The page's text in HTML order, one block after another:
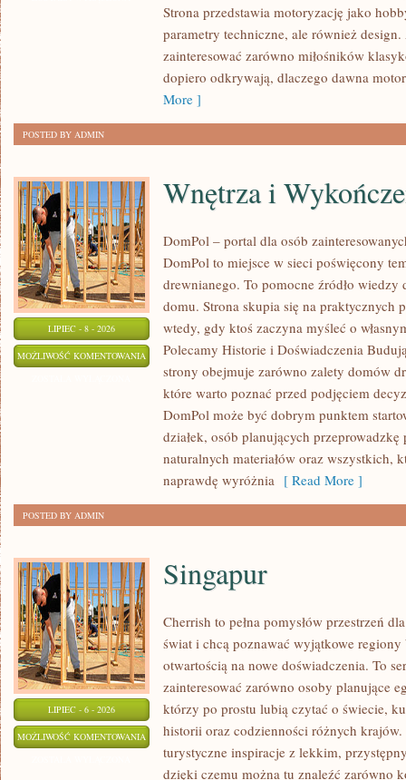
SPOTKANIA
KLASYKÓW
Strona przedstawia motoryzację jako
parametry techniczne, ale również
zainteresować zarówno miłośników
dopiero odkrywają, dlaczego dawna
More ]
POSTED BY ADMIN
LIPIEC - 8 - 2026
MOŻLIWOŚĆ KOMENTOWANIA WNĘTRZA
WYKOŃCZENIA
Wnętrza i
DomPol – portal dla osób
DomPol to miejsce w sieci poświęcony
drewnianego. To pomocne źródło
domu. Strona skupia się na praktycznych
wtedy, gdy ktoś zaczyna myśleć o
Polecamy Historie i Doświadczenia
strony obejmuje zarówno zalety domów
które warto poznać przed podjęciem
DomPol może być dobrym punktem
działek, osób planujących
naturalnych materiałów oraz wszystkich,
naprawdę wyróżnia [ Read More ]
POSTED BY ADMIN
LIPIEC - 6 - 2026
MOŻLIWOŚĆ KOMENTOWANIA SINGAPUR
Singapur
Cherrish to pełna pomysłów przestrzeń
świat i chcą poznawać wyjątkowe
otwartością na nowe doświadczenia. To
zainteresować zarówno osoby planujące
którzy po prostu lubią czytać o świecie,
historii oraz codzienności różnych krajów.
turystyczne inspiracje z lekkim,
dzięki czemu można tu znaleźć zarówno